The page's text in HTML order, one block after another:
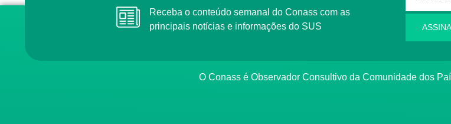
Receba o conteúdo semanal do Conass com as
principais notícias e informações do SUS
O Conass é Observador Consultivo da Comunidade dos